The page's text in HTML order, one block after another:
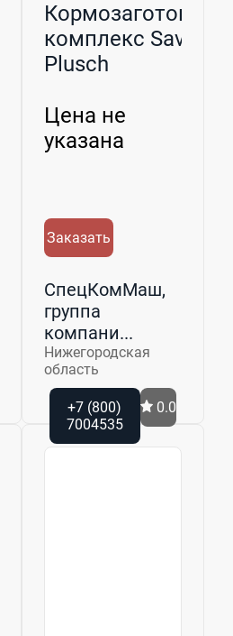
комплекс Savanna
Plusch
Цена не
указана
Заказать
СпецКомМаш,
группа
компани...
Нижегородская
область
+7 (800)
7004535
0.0